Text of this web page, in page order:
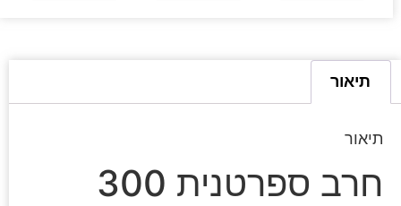
תיאור
תיאור
חרב ספרטנית 300